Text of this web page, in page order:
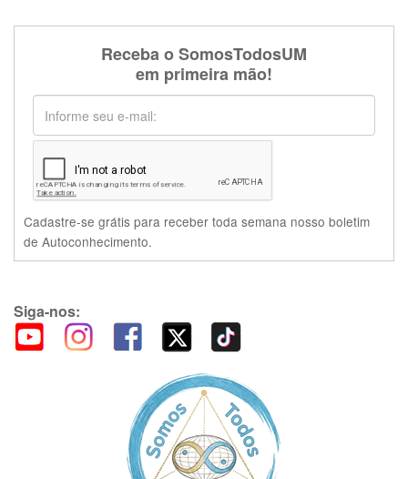
Receba o SomosTodosUM
em primeira mão!
Cadastre-se grátis para receber toda semana nosso boletim
de Autoconhecimento.
Siga-nos: